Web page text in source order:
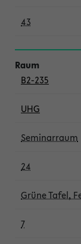
43
B2-235
UHG
Seminarraum
24
Grüne Tafel,
7